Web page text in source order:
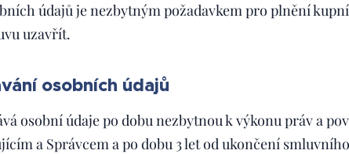
údajů je nezbytným požadavkem pro plnění
uzavřít.
osobních údajů
osobní údaje po dobu nezbytnou k výkonu práv a
a Správcem a po dobu 3 let od ukončení